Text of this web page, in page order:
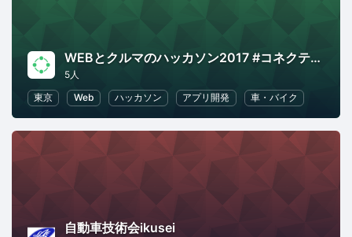
WEBとクルマのハッカソン2017 #コネクテッドカー #ハッカソン
5人
東京
Web ハッカソン アプリ開発 車・バイク
自動車技術会ikusei